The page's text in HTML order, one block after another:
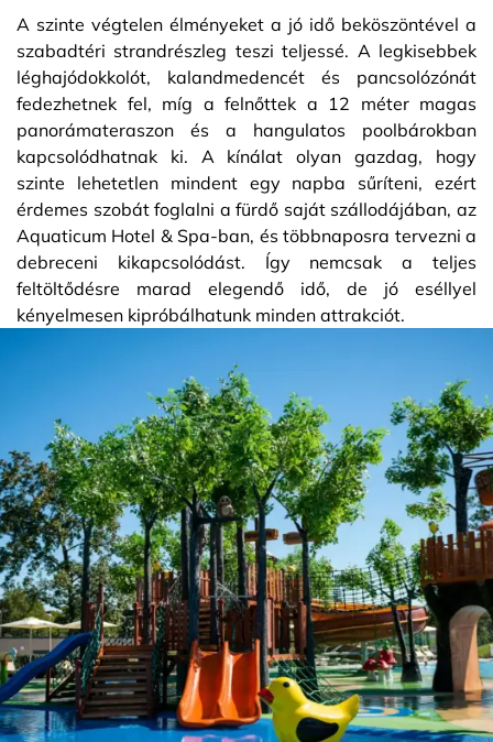
A szinte végtelen élményeket a jó idő beköszöntével a
szabadtéri strandrészleg teszi teljessé. A legkisebbek
léghajódokkolót, kalandmedencét és pancsolózónát
fedezhetnek fel, míg a felnőttek a 12 méter magas
panorámateraszon és a hangulatos poolbárokban
kapcsolódhatnak ki. A kínálat olyan gazdag, hogy
szinte lehetetlen mindent egy napba sűríteni, ezért
érdemes szobát foglalni a fürdő saját szállodájában, az
Aquaticum Hotel & Spa-ban, és többnaposra tervezni a
debreceni kikapcsolódást. Így nemcsak a teljes
feltöltődésre marad elegendő idő, de jó eséllyel
kényelmesen kipróbálhatunk minden attrakciót.